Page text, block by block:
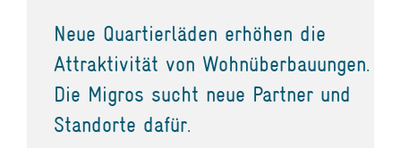
Neue Quartierläden erhöhen die
Attraktivität von Wohnüberbauungen.
Die Migros sucht neue Partner und
Standorte dafür.